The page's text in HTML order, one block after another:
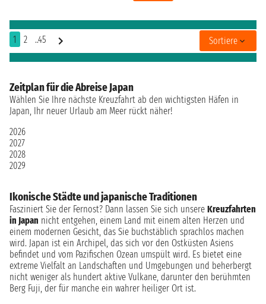
1 2 ..45 Sortiere
Zeitplan für die Abreise Japan
Wählen Sie Ihre nächste Kreuzfahrt ab den wichtigsten Häfen in
Japan, Ihr neuer Urlaub am Meer rückt näher!
2026
2027
2028
2029
Ikonische Städte und japanische Traditionen
Fasziniert Sie der Fernost? Dann lassen Sie sich unsere Kreuzfahrten
in Japan nicht entgehen, einem Land mit einem alten Herzen und
einem modernen Gesicht, das Sie buchstäblich sprachlos machen
wird. Japan ist ein Archipel, das sich vor den Ostküsten Asiens
befindet und vom Pazifischen Ozean umspült wird. Es bietet eine
extreme Vielfalt an Landschaften und Umgebungen und beherbergt
nicht weniger als hundert aktive Vulkane, darunter den berühmten
Berg Fuji, der für manche ein wahrer heiliger Ort ist.